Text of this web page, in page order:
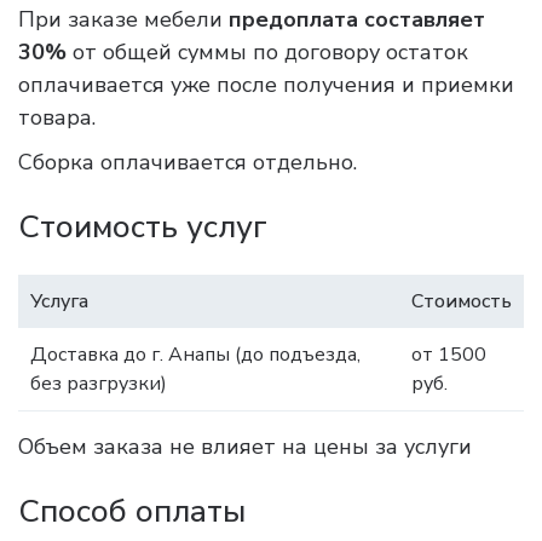
При заказе мебели предоплата составляет
30% от общей суммы по договору остаток
оплачивается уже после получения и приемки
товара.
Сборка оплачивается отдельно.
Стоимость услуг
Услуга
Стоимость
Доставка до г. Анапы (до подъезда,
без разгрузки)
от 1500
руб.
Объем заказа не влияет на цены за услуги
Способ оплаты